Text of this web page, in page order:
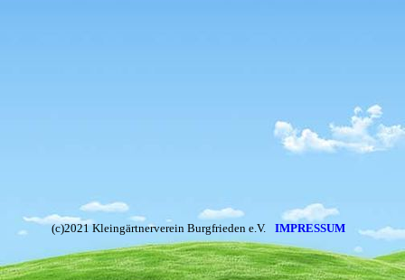
(c)2021 Kleingärtnerverein Burgfrieden e.V. IMPRESSUM